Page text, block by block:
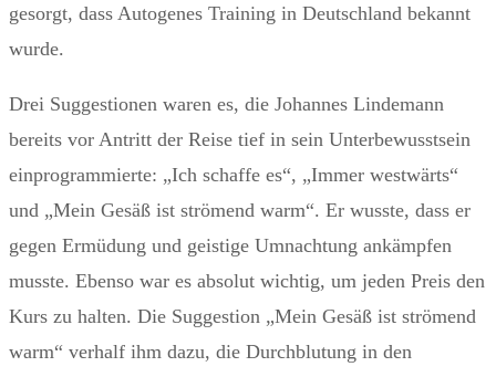
gesorgt, dass Autogenes Training in Deutschland bekannt
wurde.
Drei Suggestionen waren es, die Johannes Lindemann
bereits vor Antritt der Reise tief in sein Unterbewusstsein
einprogrammierte: „Ich schaffe es“, „Immer westwärts“
und „Mein Gesäß ist strömend warm“. Er wusste, dass er
gegen Ermüdung und geistige Umnachtung ankämpfen
musste. Ebenso war es absolut wichtig, um jeden Preis den
Kurs zu halten. Die Suggestion „Mein Gesäß ist strömend
warm“ verhalf ihm dazu, die Durchblutung in den